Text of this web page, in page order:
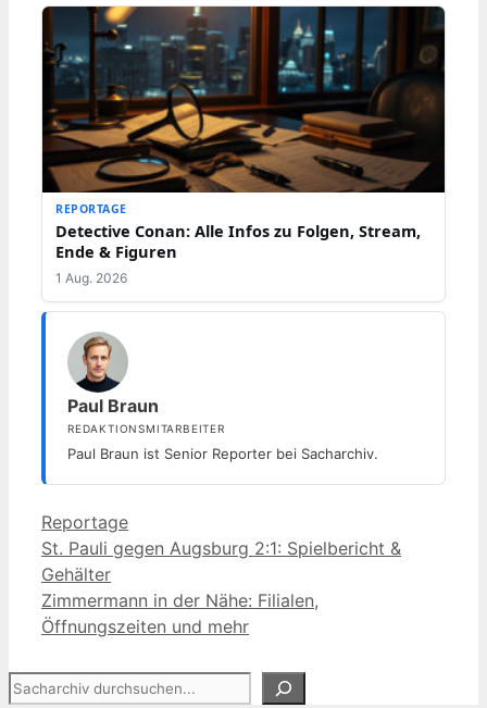
REPORTAGE
Detective Conan: Alle Infos zu Folgen, Stream,
Ende & Figuren
1 Aug. 2026
Paul Braun
REDAKTIONSMITARBEITER
Paul Braun ist Senior Reporter bei Sacharchiv.
Kategorien
Reportage
St. Pauli gegen Augsburg 2:1: Spielbericht &
Gehälter
Zimmermann in der Nähe: Filialen,
Öffnungszeiten und mehr
Suchen